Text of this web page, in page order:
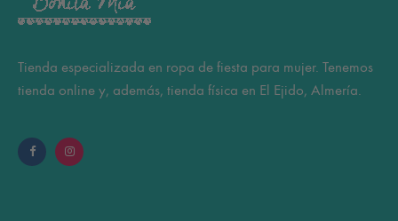
Tienda especializada en ropa de fiesta para mujer. Tenemos
tienda online y, además, tienda física en El Ejido, Almería.